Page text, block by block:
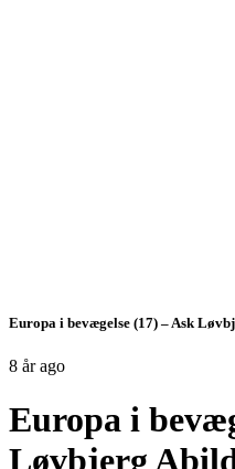
Europa i bevægelse (17) – Ask
8 år ago
Europa i
Løvbjerg